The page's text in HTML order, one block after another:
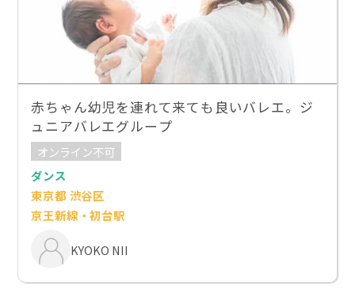
赤ちゃん幼児を連れて来ても良いバレエ。ジ
ュニアバレエグループ
オンライン不可
ダンス
東京都 渋谷区
京王新線・初台駅
KYOKO NII